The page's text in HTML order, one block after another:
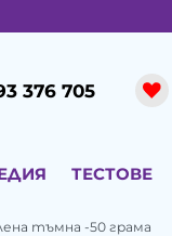
376 705
ТЕСТОВЕ
тъмна -50 грама